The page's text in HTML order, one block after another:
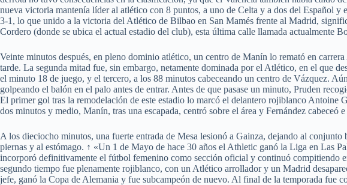
nueva victoria mantenía líder al atlético con 8 puntos, a uno de Celta y a dos del Español
3-1, lo que unido a la victoria del Atlético de Bilbao en San Mamés frente al Madrid,
Cordero (donde se ubica el actual estadio del club), esta última calle llamada actualmente
Veinte minutos después, en pleno dominio atlético, un centro de Manín lo remató en
tarde. La segunda mitad fue, sin embargo, netamente dominada por el Atlético, en el que
el minuto 18 de juego, y el tercero, a los 88 minutos cabeceando un centro de Vázquez.
golpeando el balón en el palo antes de entrar. Antes de que pasase un minuto, Pruden
El primer gol tras la remodelación de este estadio lo marcó el delantero rojiblanco Antoine
dos minutos y medio, Manín, tras una escapada, centró sobre el área y Fernández cabeceó
A los dieciocho minutos, una fuerte entrada de Mesa lesionó a Gainza, dejando al
piernas y al estómago. ↑ «Un 1 de Mayo de hace 30 años el Athletic ganó la Liga en Las
incorporó definitivamente el fútbol femenino como sección oficial y continuó compitiendo
segundo tiempo fue plenamente rojiblanco, con un Atlético arrollador y un Madrid
jefe, ganó la Copa de Alemania y fue subcampeón de nuevo. Al final de la temporada fue